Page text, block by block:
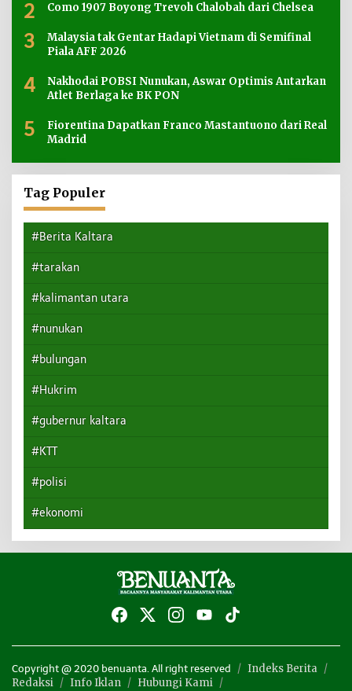
2 Como 1907 Boyong Trevoh Chalobah dari Chelsea
3
Malaysia tak Gentar Hadapi Vietnam di Semifinal
Piala AFF 2026
4
Nakhodai POBSI Nunukan, Aswar Optimis Antarkan
Atlet Berlaga ke BK PON
5
Fiorentina Dapatkan Franco Mastantuono dari Real
Madrid
Tag Populer
#Berita Kaltara
#tarakan
#kalimantan utara
#nunukan
#bulungan
#Hukrim
#gubernur kaltara
#KTT
#polisi
#ekonomi
Copyright @ 2020 benuanta. All right reserved
Indeks Berita
Redaksi
Info Iklan
Hubungi Kami